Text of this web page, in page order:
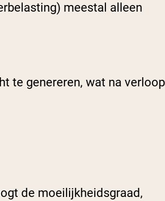
meestal alleen
te genereren, wat na verloop
de moeilijkheidsgraad,